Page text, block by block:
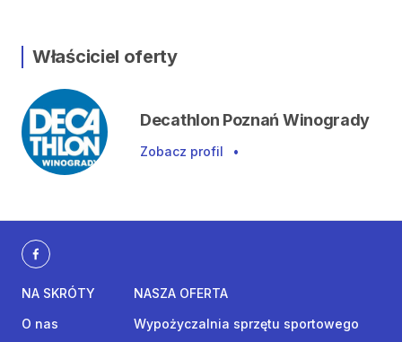
Właściciel oferty
Decathlon Poznań Winogrady
Zobacz profil •
NA SKRÓTY
O nas
NASZA OFERTA
Wypożyczalnia sprzętu sportowego